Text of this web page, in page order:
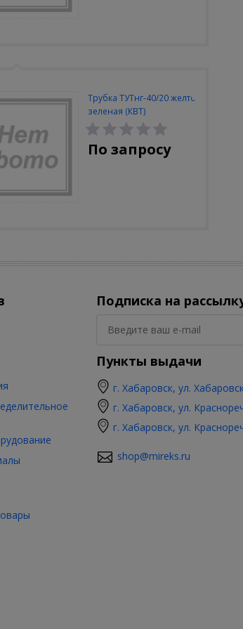
Трубка ТУТнг-40/20 желто-
зеленая (КВТ)
По запросу
Подписка на
Пункты выдачи
г. Хабаровск, ул.
г. Хабаровск, ул.
г. Хабаровск, ул.
shop@mireks.ru